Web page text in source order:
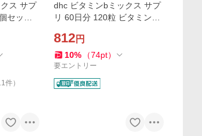
ス サプ
セット
件）
dhc ビタミンbミックス サプ
リ 60日分 120粒 ビタミンB
アシン 美容 健康 栄養機能食
品
812円
10% （74pt）
要エントリー